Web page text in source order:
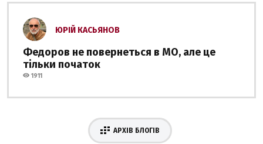
ЮРІЙ КАСЬЯНОВ
Федоров не повернеться в МО, але це
тільки початок
1911
АРХІВ БЛОГІВ